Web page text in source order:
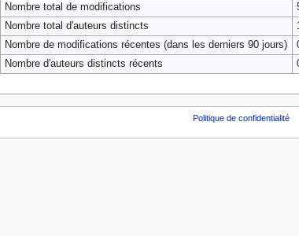
Nombre total de modifications
Nombre total d'auteurs distincts
Nombre de modifications récentes (dans les derniers 90 jours)
Nombre d'auteurs distincts récents
Politique de confidentialité